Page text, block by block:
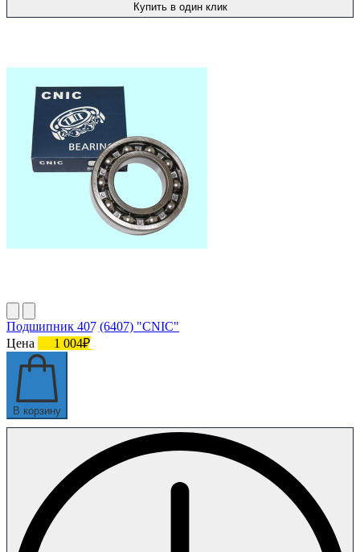
Купить в один клик
Подшипник 407 (6407) "CNIC"
Цена
1 004₽
В корзину